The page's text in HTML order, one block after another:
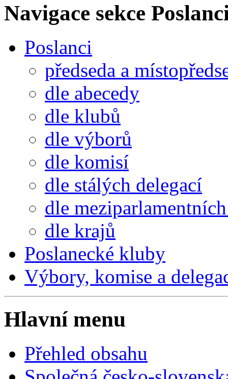
Navigace sekce
Poslanci
předseda a
dle abecedy
dle klubů
dle výborů
dle komisí
dle stálých delegací
dle
dle krajů
Poslanecké kluby
Výbory, komise a
Hlavní menu
Přehled obsahu